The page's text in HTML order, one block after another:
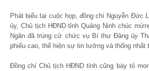
Phát biểu tại cuộc họp, đồng chí Nguyễn Đức
ủy, Chủ tịch HĐND tỉnh Quảng Ninh chúc
Ngân đã trúng cử chức vụ Bí thư Đảng ủy
phiếu cao, thể hiện sự tin tưởng và thống nhất
Đồng chí Chủ tịch HĐND tỉnh cũng bày tỏ